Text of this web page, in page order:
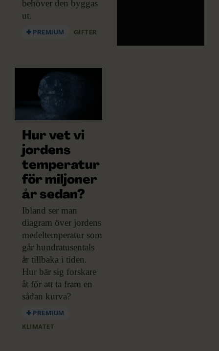
behöver den byggas
ut.
PREMIUM GIFTER
Hur vet vi
jordens
temperatur
för miljoner
år sedan?
Ibland ser man
diagram över jordens
medeltemperatur som
går hundratusentals
år tillbaka i tiden.
Hur bär sig forskare
åt för att ta fram en
sådan kurva?
PREMIUM
KLIMATET